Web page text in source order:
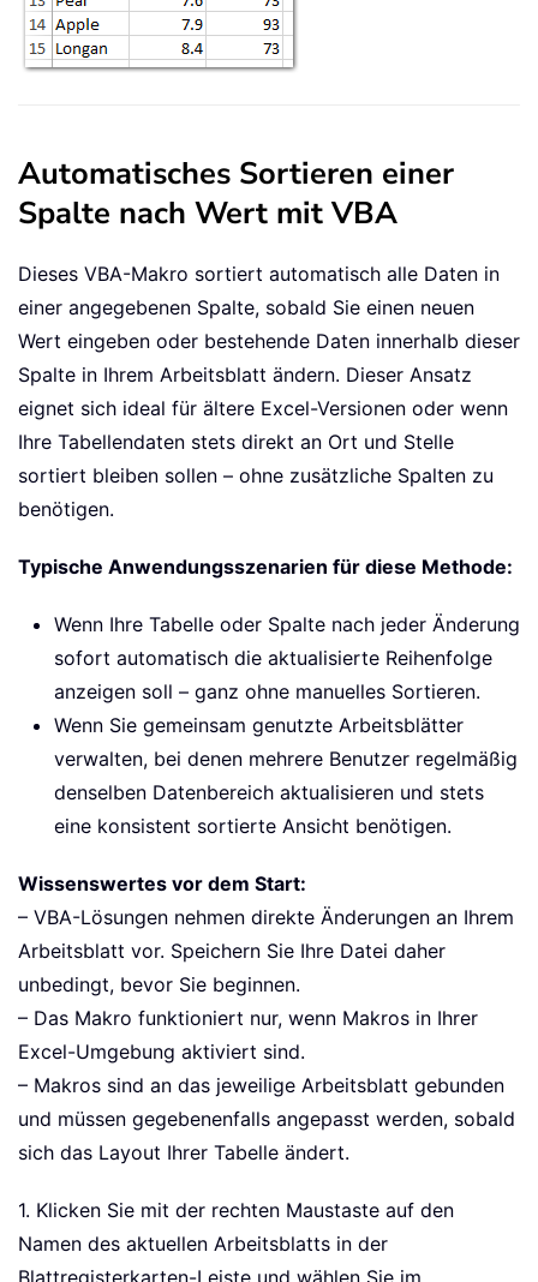
Automatisches Sortieren einer
Spalte nach Wert mit VBA
Dieses VBA-Makro sortiert automatisch alle Daten in
einer angegebenen Spalte, sobald Sie einen neuen
Wert eingeben oder bestehende Daten innerhalb dieser
Spalte in Ihrem Arbeitsblatt ändern. Dieser Ansatz
eignet sich ideal für ältere Excel-Versionen oder wenn
Ihre Tabellendaten stets direkt an Ort und Stelle
sortiert bleiben sollen – ohne zusätzliche Spalten zu
benötigen.
Typische Anwendungsszenarien für diese Methode:
Wenn Ihre Tabelle oder Spalte nach jeder Änderung
sofort automatisch die aktualisierte Reihenfolge
anzeigen soll – ganz ohne manuelles Sortieren.
Wenn Sie gemeinsam genutzte Arbeitsblätter
verwalten, bei denen mehrere Benutzer regelmäßig
denselben Datenbereich aktualisieren und stets
eine konsistent sortierte Ansicht benötigen.
Wissenswertes vor dem Start:
– VBA-Lösungen nehmen direkte Änderungen an Ihrem
Arbeitsblatt vor. Speichern Sie Ihre Datei daher
unbedingt, bevor Sie beginnen.
– Das Makro funktioniert nur, wenn Makros in Ihrer
Excel-Umgebung aktiviert sind.
– Makros sind an das jeweilige Arbeitsblatt gebunden
und müssen gegebenenfalls angepasst werden, sobald
sich das Layout Ihrer Tabelle ändert.
1. Klicken Sie mit der rechten Maustaste auf den
Namen des aktuellen Arbeitsblatts in der